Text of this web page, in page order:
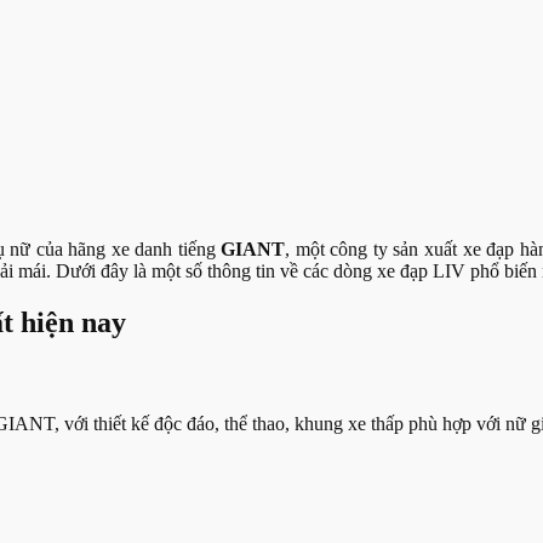
nữ của hãng xe danh tiếngGIANT, một công ty sản xuất xe đạp
mái. Dưới đây là một số thông tin về các dòng xe đạp LIV phổ biến
hiện nay
với thiết kế độc đáo, thể thao, khung xe thấp phù hợp với nữ